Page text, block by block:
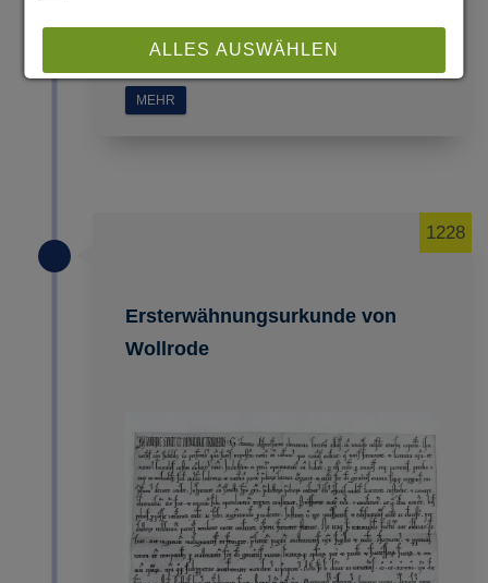
; Sagen und Geschichten aus Hessen.
MEHR
Ersterwähnungsurkunde von
Wollrode
1228
ALLES AUSWÄHLEN